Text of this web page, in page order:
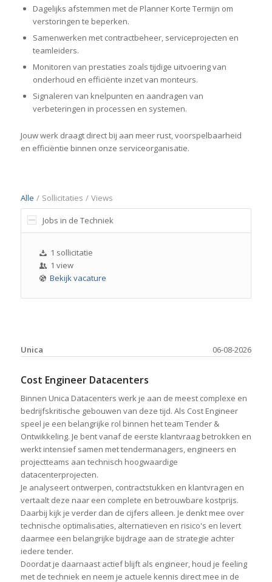
Dagelijks afstemmen met de Planner Korte Termijn om
verstoringen te beperken.
Samenwerken met contractbeheer, serviceprojecten en
teamleiders.
Monitoren van prestaties zoals tijdige uitvoering van
onderhoud en efficiënte inzet van monteurs.
Signaleren van knelpunten en aandragen van
verbeteringen in processen en systemen.
Jouw werk draagt direct bij aan meer rust, voorspelbaarheid
en efficiëntie binnen onze serviceorganisatie.
Alle / Sollicitaties / Views
Jobs in de Techniek
1 sollicitatie
1 view
Bekijk vacature
06-08-2026
Unica
Cost Engineer Datacenters
Binnen Unica Datacenters werk je aan de meest complexe en
bedrijfskritische gebouwen van deze tijd. Als Cost Engineer
speel je een belangrijke rol binnen het team Tender &
Ontwikkeling. Je bent vanaf de eerste klantvraag betrokken en
werkt intensief samen met tendermanagers, engineers en
projectteams aan technisch hoogwaardige
datacenterprojecten.
Je analyseert ontwerpen, contractstukken en klantvragen en
vertaalt deze naar een complete en betrouwbare kostprijs.
Daarbij kijk je verder dan de cijfers alleen. Je denkt mee over
technische optimalisaties, alternatieven en risico's en levert
daarmee een belangrijke bijdrage aan de strategie achter
iedere tender.
Doordat je daarnaast actief blijft als engineer, houd je feeling
met de techniek en neem je actuele kennis direct mee in de